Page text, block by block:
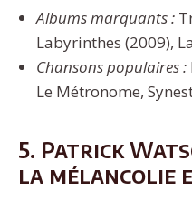
Albums marquants :
Labyrinthes (2009),
Chansons populaires :
Le Métronome,
5. Patrick
la mélancolie